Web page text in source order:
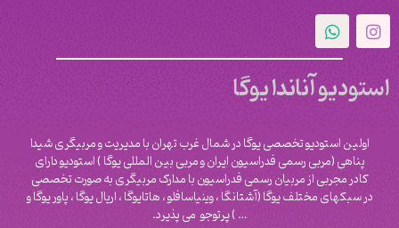
استودیو آناندا یوگا
اولین استودیو تخصصی یوگا در شمال غرب تهران با مدیریت و مربیگری شیدا
پناهی (مربی رسمی فدراسیون ایران و مربی بین المللی یوگا ) استودیو دارای
کادر مجربی از مربیان رسمی فدراسیون با مدارک مربیگری به صورت تخصصی
در سبکهای مختلف یوگا (آشتانگا ، وینیاسافلو ، هاتایوگا ، اریال یوگا ، پاور یوگا و
‌… ) پرتوجو می پذیرد.